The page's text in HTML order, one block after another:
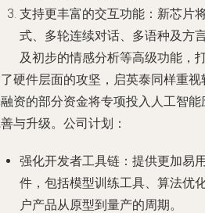
支持更丰富的交互功能 ：新芯片
式、多轮连续对话、多语种及方
及初步的情感分析等高级功能，
硬件层面的攻坚，启英泰同样重
资的部分资金将专项投入人工智
与升级。公司计划：
强化开发者工具链 ：提供更加易
件，包括模型训练工具、算法优
户产品从原型到量产的周期。